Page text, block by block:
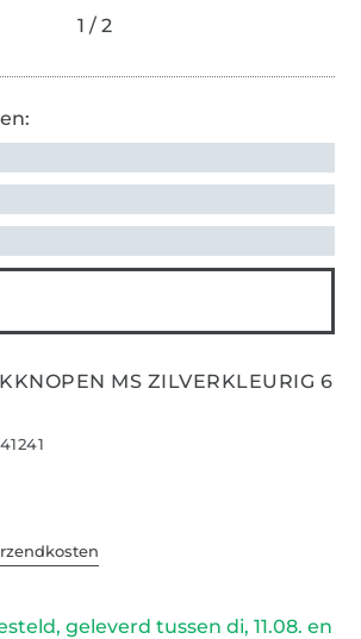
MS ZILVERKLEURIG 6
geleverd tussen di, 11.08. en